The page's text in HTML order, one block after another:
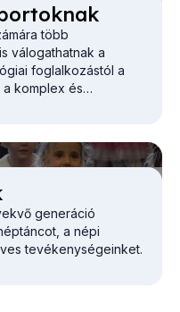
több
válogathatnak a
foglalkozástól a
komplex és
generáció
a népi
tevékenységeinket.